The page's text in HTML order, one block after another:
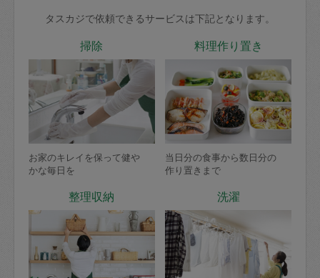
タスカジで依頼できるサービスは下記となります。
掃除
お家のキレイを保って健や
かな毎日を
料理作り置き
当日分の食事から数日分の
作り置きまで
整理収納 洗濯